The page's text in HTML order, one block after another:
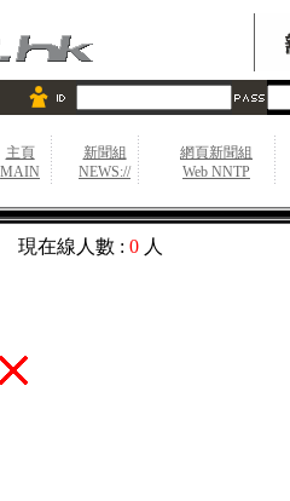
主頁
MAIN
新聞組
NEWS://
網頁新聞組
Web NNTP
在線人數 : 0 人